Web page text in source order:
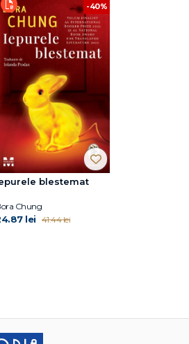
-40%
blestemat
Chung
lei 41.44 lei